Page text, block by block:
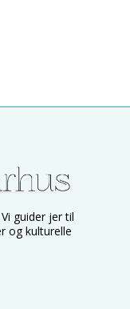
guider jer til
og kulturelle